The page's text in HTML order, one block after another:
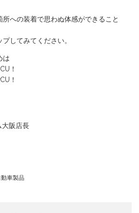
への装着で思わぬ体感ができること
してみてください。
は
！
！
大阪店長
動車製品